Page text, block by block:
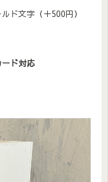
ド文字（＋500円）
ド対応